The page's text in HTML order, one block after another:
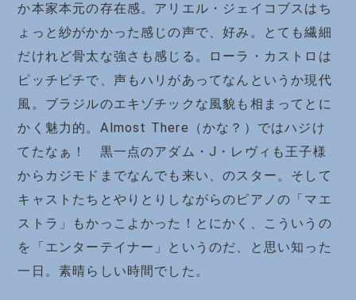
か本家本元の存在感。アリエル・ジェイコブスはち
ょっと紗がかかった感じの声で、好み。とても繊細
だけれど骨太な強さも感じる。ローラ・カストロは
ピッチピチで、声もハリがあってなんというか現代
風。ブラジルのエキゾチックな風貌も相まってとに
かく魅力的。Almost There（かな？）ではハジけ
てたなぁ！ 黒一点のアダム・J・レヴィも王子様
からカジモドまでなんでも来い、のスター。そして
キャストたちとやりとりしながらのピアノの「マエ
ストラ」もかっこよかった！とにかく、こういうの
を「エンターテイナー」というのだ、と思い知った
一日。素晴らしい時間でした。